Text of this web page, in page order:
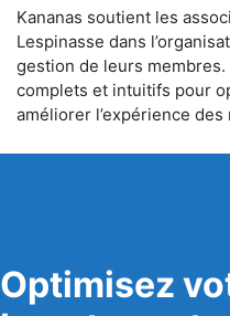
Kananas soutient les
Lespinasse dans
gestion de leurs
complets et intuitifs pour
améliorer l’expérience des
Optimisez